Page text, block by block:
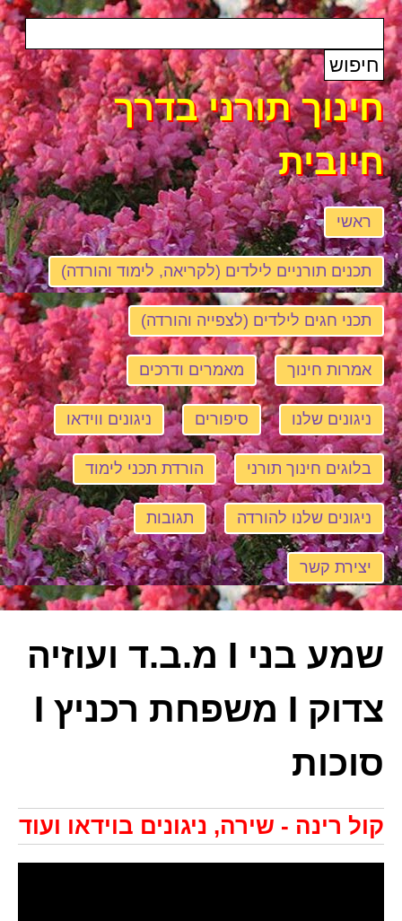
חינוך תורני בדרך
חיובית
ראשי
תכנים תורניים לילדים (לקריאה, לימוד והורדה)
תכני חגים לילדים (לצפייה והורדה)
אמרות חינוך מאמרים ודרכים
ניגונים שלנו סיפורים ניגונים ווידאו
בלוגים חינוך תורני הורדת תכני לימוד
ניגונים שלנו להורדה תגובות
יצירת קשר
שמע בני I מ.ב.ד ועוזיה
צדוק I משפחת רכניץ I
סוכות
קול רינה - שירה, ניגונים בוידאו ועוד